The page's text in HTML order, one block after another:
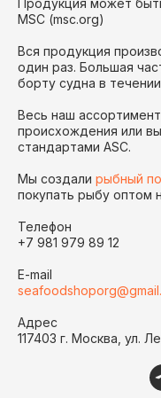
Продукция может
MSC (msc.org)
Вся продукция
один раз. Большая
борту судна в
Весь наш
происхождения или
стандартами ASC.
Мы создали рыбный
покупать рыбу оптом
Телефон
+7 981 979 89 12
E-mail
Адрес
117403 г. Москва, ул.